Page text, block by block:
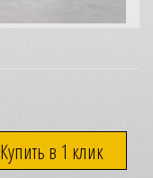
Купить в 1 клик